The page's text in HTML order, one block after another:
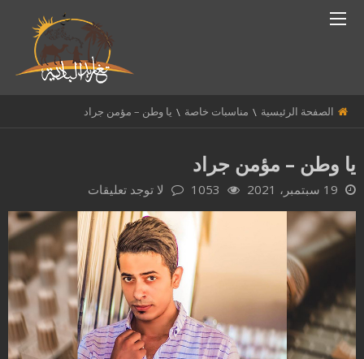
الصفحة الرئيسية مناسبات خاصة يا وطن – مؤمن جراد
يا وطن – مؤمن جراد
19 سبتمبر، 2021 1053 لا توجد تعليقات